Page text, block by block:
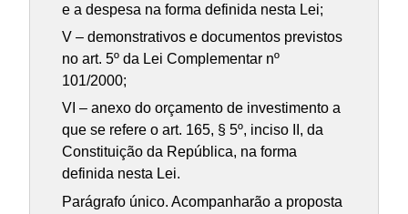
e a despesa na forma definida nesta Lei;
V – demonstrativos e documentos previstos
no art. 5º da Lei Complementar nº
101/2000;
VI – anexo do orçamento de investimento a
que se refere o art. 165, § 5º, inciso II, da
Constituição da República, na forma
definida nesta Lei.
Parágrafo único. Acompanharão a proposta